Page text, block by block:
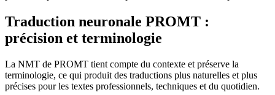
Traduction neuronale PROMT :
précision et terminologie
La NMT de PROMT tient compte du contexte et préserve la
terminologie, ce qui produit des traductions plus naturelles et plus
précises pour les textes professionnels, techniques et du quotidien.